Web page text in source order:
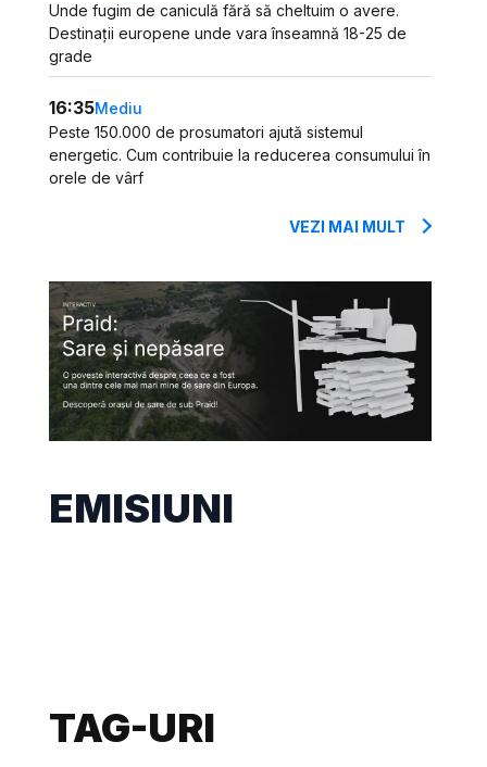
Unde fugim de caniculă fără să cheltuim o avere.
Destinații europene unde vara înseamnă 18-25 de
grade
16:35Mediu
Peste 150.000 de prosumatori ajută sistemul
energetic. Cum contribuie la reducerea consumului în
orele de vârf
VEZI MAI MULT
EMISIUNI
TAG-URI